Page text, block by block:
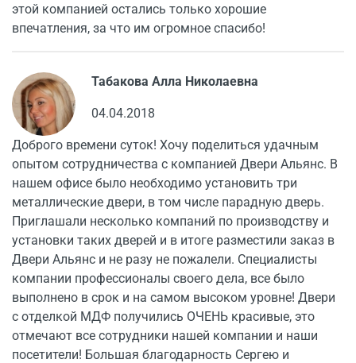
этой компанией остались только хорошие
впечатления, за что им огромное спасибо!
Табакова Алла Николаевна
04.04.2018
Доброго времени суток! Хочу поделиться удачным
опытом сотрудничества с компанией Двери Альянс. В
нашем офисе было необходимо установить три
металлические двери, в том числе парадную дверь.
Приглашали несколько компаний по производству и
установки таких дверей и в итоге разместили заказ в
Двери Альянс и не разу не пожалели. Специалисты
компании профессионалы своего дела, все было
выполнено в срок и на самом высоком уровне! Двери
с отделкой МДФ получились ОЧЕНЬ красивые, это
отмечают все сотрудники нашей компании и наши
посетители! Большая благодарность Сергею и